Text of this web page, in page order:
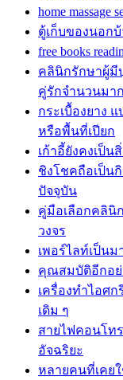
home
ตู้เก็บของนอก
free books
คลินิกรักษาผู้มี
คู่รักจำนวนมาก
กระเบื้องยาง
หรือพื้นที่เปียก
เก้าอี้ยังคงเป็
ชิงโชคถือเป็น
ปัจจุบัน
คู่มือเลือกคลินิ
วงจร
เพอร์ไลท์เป็น
คุณสมบัติอีกอย่
เครื่องทำไอศ
เดิม ๆ
สายไฟคอนโท
อัจฉริยะ
หลายคนที่เคยใ